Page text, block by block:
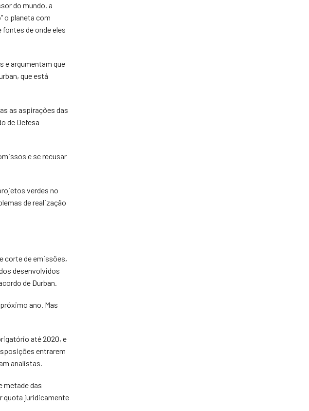
do mundo, a
o planeta com
de onde eles
e argumentam que
que está
as aspirações das
de Defesa
e se recusar
verdes no
de realização
corte de emissões,
desenvolvidos
de Durban.
ano. Mas
até 2020, e
entrarem
analistas.
metade das
quota juridicamente